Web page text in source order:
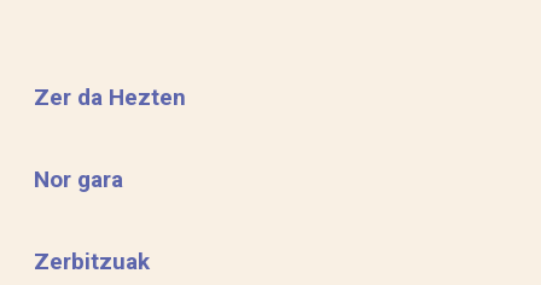
Zer da Hezten
Nor gara
Zerbitzuak